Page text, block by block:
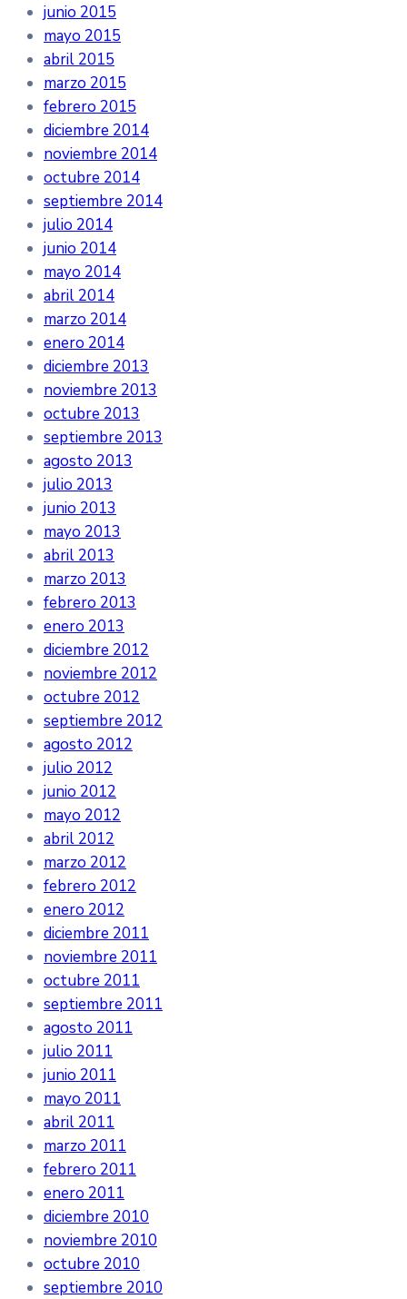
junio 2015
mayo 2015
abril 2015
marzo 2015
febrero 2015
diciembre 2014
noviembre 2014
octubre 2014
septiembre 2014
julio 2014
junio 2014
mayo 2014
abril 2014
marzo 2014
enero 2014
diciembre 2013
noviembre 2013
octubre 2013
septiembre 2013
agosto 2013
julio 2013
junio 2013
mayo 2013
abril 2013
marzo 2013
febrero 2013
enero 2013
diciembre 2012
noviembre 2012
octubre 2012
septiembre 2012
agosto 2012
julio 2012
junio 2012
mayo 2012
abril 2012
marzo 2012
febrero 2012
enero 2012
diciembre 2011
noviembre 2011
octubre 2011
septiembre 2011
agosto 2011
julio 2011
junio 2011
mayo 2011
abril 2011
marzo 2011
febrero 2011
enero 2011
diciembre 2010
noviembre 2010
octubre 2010
septiembre 2010